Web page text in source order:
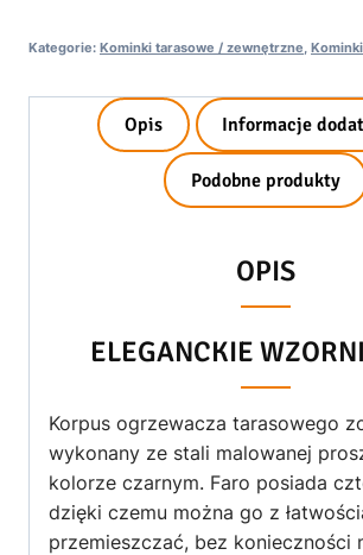
Kategorie: Kominki tarasowe / zewnętrzne
Opis Informacje
Podobne produkty
OPIS
ELEGANCKIE
Korpus ogrzewacza tarasowego
wykonany ze stali malowanej
kolorze czarnym. Faro posiada
dzięki czemu można go z
przemieszczać, bez konieczności